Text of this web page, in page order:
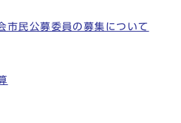
市民公募委員の募集について